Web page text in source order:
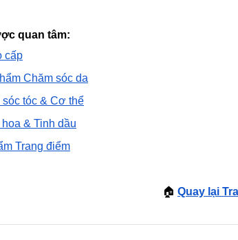
quan tâm:
cấp
Chăm sóc da
tóc & Cơ thể
& Tinh dầu
Trang điểm
🏠 Quay lại